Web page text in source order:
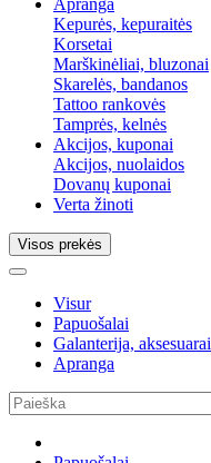
Apranga
Kepurės, kepuraitės
Korsetai
Marškinėliai, bluzonai
Skarelės, bandanos
Tattoo rankovės
Tamprės, kelnės
Akcijos, kuponai
Akcijos, nuolaidos
Dovanų kuponai
Verta žinoti
Visos prekės
Visur
Papuošalai
Galanterija, aksesuarai
Apranga